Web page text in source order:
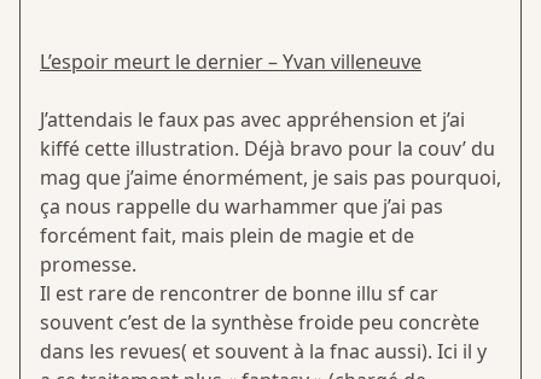
L’espoir meurt le dernier – Yvan villeneuve
J’attendais le faux pas avec appréhension et j’ai
kiffé cette illustration. Déjà bravo pour la couv’ du
mag que j’aime énormément, je sais pas pourquoi,
ça nous rappelle du warhammer que j’ai pas
forcément fait, mais plein de magie et de
promesse.
Il est rare de rencontrer de bonne illu sf car
souvent c’est de la synthèse froide peu concrète
dans les revues( et souvent à la fnac aussi). Ici il y